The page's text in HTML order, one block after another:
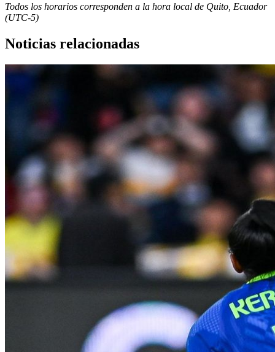
Todos los horarios corresponden a la hora local de Quito, Ecuador
(UTC-5)
Noticias relacionadas